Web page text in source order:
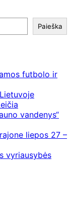
Paieška
futbolo ir
vandenys“
liepos 27 –
vyriausybės